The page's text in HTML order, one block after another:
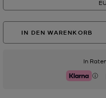
IN DEN WARENKORB
In
Klarna